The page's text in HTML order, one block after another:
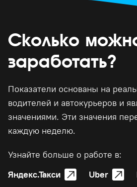
Сколько
заработать?
Показатели основаны на
водителей и автокурьеров и
значениями. Эти значения
каждую неделю.
Узнайте больше о работе в:
Яндекс.Такси
Uber